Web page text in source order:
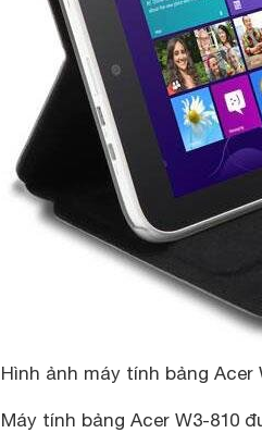
Hình ảnh máy tính bảng Acer
Máy tính bảng Acer W3-810